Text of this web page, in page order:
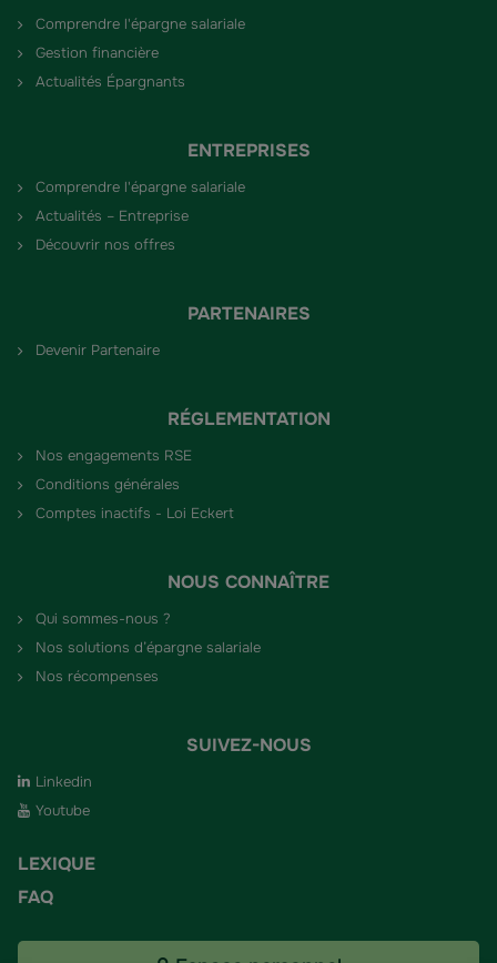
Comprendre l'épargne salariale
Gestion financière
Actualités Épargnants
ENTREPRISES
Comprendre l'épargne salariale
Actualités – Entreprise
Découvrir nos offres
PARTENAIRES
Devenir Partenaire
RÉGLEMENTATION
Nos engagements RSE
Conditions générales
Comptes inactifs - Loi Eckert
NOUS CONNAÎTRE
Qui sommes-nous ?
Nos solutions d’épargne salariale
Nos récompenses
SUIVEZ-NOUS
Linkedin
Youtube
LEXIQUE
FAQ